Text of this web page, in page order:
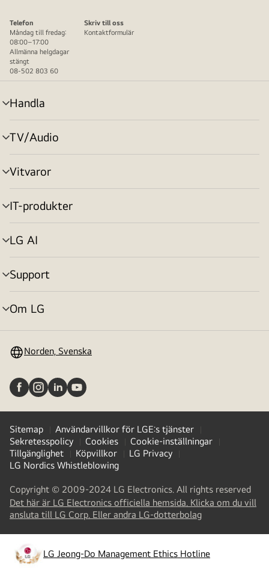
Telefon
Måndag till fredag:
08:00–17:00
Allmänna helgdagar
stängt
08-502 803 60
Skriv till oss
Kontaktformulär
Handla
menyväxling
TV/Audio
menyväxling
Vitvaror
menyväxling
IT-produkter
menyväxling
LG AI
menyväxling
Support
menyväxling
Om LG
menyväxling
Norden, Svenska
Sitemap
Användarvillkor för LGE:s tjänster
Sekretesspolicy
Cookies
Cookie-inställningar
Tillgänglighet
Köpvillkor
LG Privacy
LG Nordics Whistleblowing
Copyright © 2009-2024 LG Electronics. All rights reserved
Det här är LG Electronics officiella hemsida. Klicka om du vill
ansluta till LG Corp. Eller andra LG-dotterbolag(
a
new
tab
LG Jeong-Do Management Ethics Hotline
opens